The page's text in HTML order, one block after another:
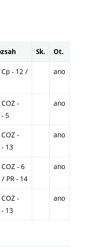
Sk. Ot.
- 12 /
ano
-
5
ano
-
13
ano
- 6
PR - 14
ano
-
13
ano